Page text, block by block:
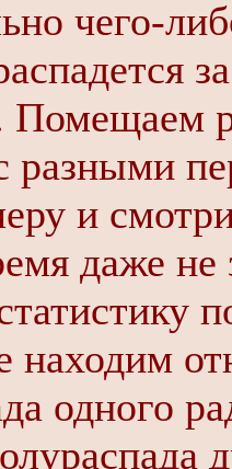
чего-
Помещаем
разными
и
даже
находим
одного